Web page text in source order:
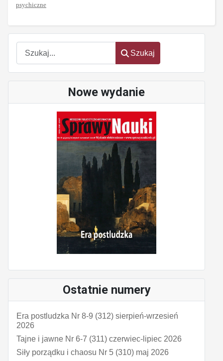
Szukaj
Szukaj
Nowe wydanie
Ostatnie numery
Era postludzka Nr 8-9 (312) sierpień-wrzesień
2026
Tajne i jawne Nr 6-7 (311) czerwiec-lipiec 2026
Siły porządku i chaosu Nr 5 (310) maj 2026
psychiczne